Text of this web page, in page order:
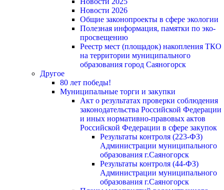
Новости 2026
Общие законопроекты в сфере экологии
Полезная информация, памятки по эко-
просвещению
Реестр мест (площадок) накопления ТКО
на территории муниципального
образования город Саяногорск
Другое
80 лет победы!
Муниципальные торги и закупки
Акт о результатах проверки соблюдения
законодательства Российской Федерации
и иных нормативно-правовых актов
Российской Федерации в сфере закупок
Результаты контроля (223-ФЗ)
Администрации муниципального
образования г.Саяногорск
Результаты контроля (44-ФЗ)
Администрации муниципального
образования г.Саяногорск